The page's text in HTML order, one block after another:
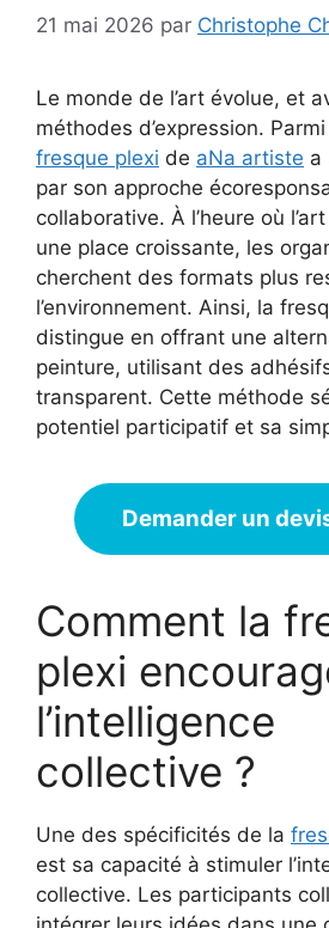
21 mai 2026 par Christophe
Le monde de l’art évolue, et
méthodes d’expression.
fresque plexi de aNa artiste a
par son approche
collaborative. À l’heure où
une place croissante, les
cherchent des formats plus
l’environnement. Ainsi, la
distingue en offrant une
peinture, utilisant des
transparent. Cette méthode
potentiel participatif et sa
Demander un
Comment la
plexi
l’intelligence
collective ?
Une des spécificités de la
est sa capacité à stimuler
collective. Les participants